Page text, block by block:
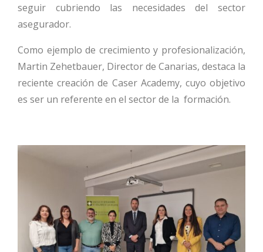
seguir cubriendo las necesidades del sector
asegurador.
Como ejemplo de crecimiento y profesionalización,
Martin Zehetbauer, Director de Canarias, destaca la
reciente creación de Caser Academy, cuyo objetivo
es ser un referente en el sector de la formación.